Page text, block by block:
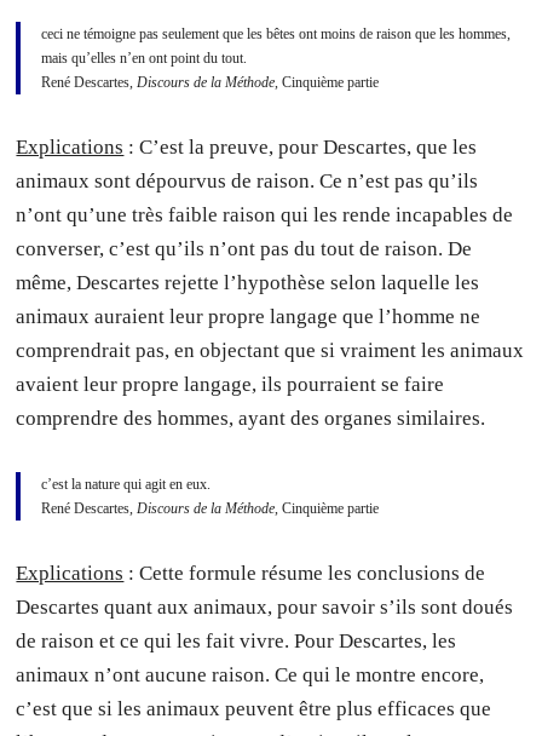
ceci ne témoigne pas seulement que les bêtes ont moins de raison que les hommes,
mais qu’elles n’en ont point du tout.
René Descartes,Discours de la Méthode, Cinquième partie
Explications : C’est la preuve, pour Descartes, que les
animaux sont dépourvus de raison. Ce n’est pas qu’ils
n’ont qu’une très faible raison qui les rende incapables de
converser, c’est qu’ils n’ont pas du tout de raison. De
même, Descartes rejette l’hypothèse selon laquelle les
animaux auraient leur propre langage que l’homme ne
comprendrait pas, en objectant que si vraiment les animaux
avaient leur propre langage, ils pourraient se faire
comprendre des hommes, ayant des organes similaires.
c’est la nature qui agit en eux.
René Descartes,Discours de la Méthode, Cinquième partie
Explications : Cette formule résume les conclusions de
Descartes quant aux animaux, pour savoir s’ils sont doués
de raison et ce qui les fait vivre. Pour Descartes, les
animaux n’ont aucune raison. Ce qui le montre encore,
c’est que si les animaux peuvent être plus efficaces que